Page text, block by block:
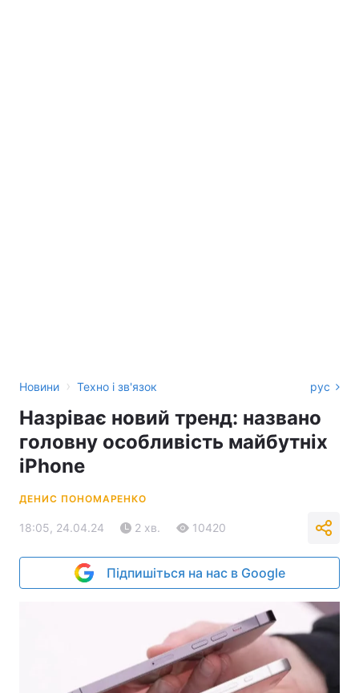
Новини › Техно і зв'язок рус
Назріває новий тренд: названо
головну особливість майбутніх
iPhone
ДЕНИС ПОНОМАРЕНКО
18:05, 24.04.24 2 хв. 10420
Підпишіться на нас в Google